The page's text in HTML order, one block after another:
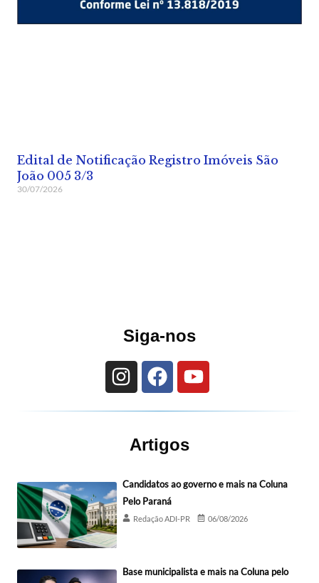
Edital de Notificação Registro Imóveis São
João 005 3/3
30/07/2026
Siga-nos
Artigos
Candidatos ao governo e mais na Coluna
Pelo Paraná
Redação ADI-PR 06/08/2026
Base municipalista e mais na Coluna pelo